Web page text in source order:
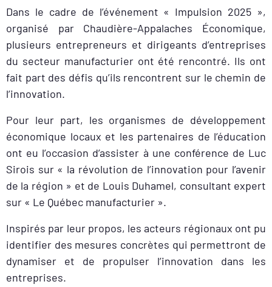
Dans le cadre de l’événement « Impulsion 2025 »,
organisé par Chaudière-Appalaches Économique,
plusieurs entrepreneurs et dirigeants d’entreprises
du secteur manufacturier ont été rencontré. Ils ont
fait part des défis qu’ils rencontrent sur le chemin de
l’innovation.
Pour leur part, les organismes de développement
économique locaux et les partenaires de l’éducation
ont eu l’occasion d’assister à une conférence de Luc
Sirois sur « la révolution de l’innovation pour l’avenir
de la région » et de Louis Duhamel, consultant expert
sur « Le Québec manufacturier ».
Inspirés par leur propos, les acteurs régionaux ont pu
identifier des mesures concrètes qui permettront de
dynamiser et de propulser l’innovation dans les
entreprises.